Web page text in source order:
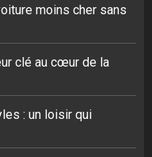
moins cher sans
clé au cœur de la
: un loisir qui